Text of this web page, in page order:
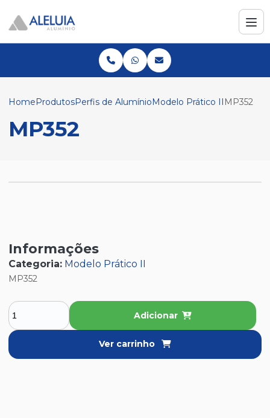
HomeProdutosPerfis de AlumínioModelo Prático II MP352
MP352
Informações
Categoria: Modelo Prático II
MP352
Adicionar
Ver carrinho